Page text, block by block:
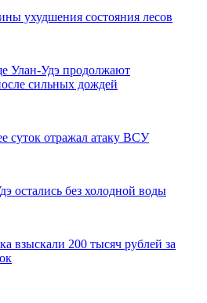
ухудшения состояния лесов
Улан-Удэ продолжают
сильных дождей
суток отражал атаку ВСУ
остались без холодной воды
взыскали 200 тысяч рублей за